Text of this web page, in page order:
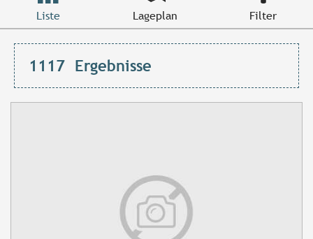
Liste Lageplan Filter
1117 Ergebnisse